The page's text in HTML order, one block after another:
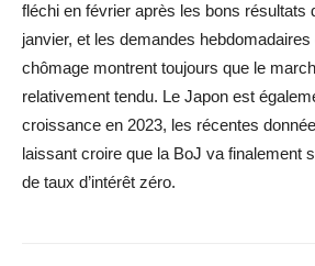
fléchi en février après les bons résultats
janvier, et les demandes hebdomadaires
chômage montrent toujours que le
relativement tendu. Le Japon est
croissance en 2023, les récentes
laissant croire que la BoJ va finalement
de taux d’intérêt zéro.